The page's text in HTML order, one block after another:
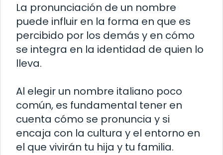
La pronunciación de un nombre
puede influir en la forma en que es
percibido por los demás y en cómo
se integra en la identidad de quien lo
lleva.
Al elegir un nombre italiano poco
común, es fundamental tener en
cuenta cómo se pronuncia y si
encaja con la cultura y el entorno en
el que vivirán tu hija y tu familia.